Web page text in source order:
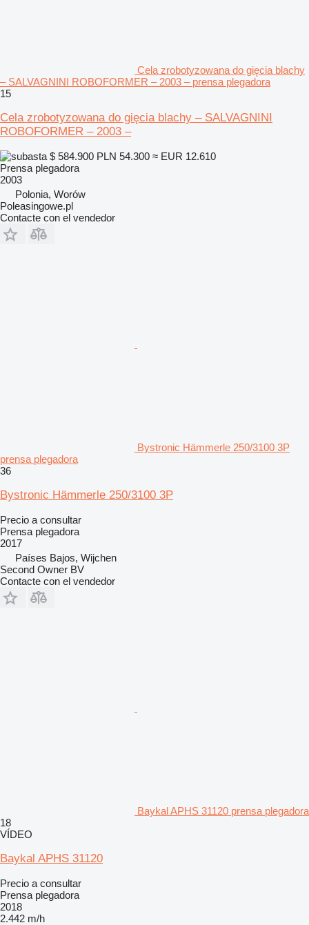
Cela zrobotyzowana do gięcia blachy
– SALVAGNINI ROBOFORMER – 2003 – prensa plegadora
15
Cela zrobotyzowana do gięcia blachy – SALVAGNINI
ROBOFORMER – 2003 –
$ 584.900 PLN 54.300 ≈ EUR 12.610
Prensa plegadora
2003
Polonia, Worów
Poleasingowe.pl
Contacte con el vendedor
Bystronic Hämmerle 250/3100 3P
prensa plegadora
36
Bystronic Hämmerle 250/3100 3P
Precio a consultar
Prensa plegadora
2017
Países Bajos, Wijchen
Second Owner BV
Contacte con el vendedor
Baykal APHS 31120 prensa plegadora
18
VÍDEO
Baykal APHS 31120
Precio a consultar
Prensa plegadora
2018
2.442 m/h